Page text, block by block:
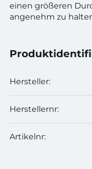
einen größeren
angenehm zu
Hersteller:
Herstellernr:
Artikelnr: